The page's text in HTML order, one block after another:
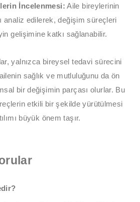
İncelenmesi: Aile bireylerinin
analiz edilerek, değişim süreçleri
gelişimine katkı sağlanabilir.
yalnızca bireysel tedavi sürecini
sağlık ve mutluluğunu da ön
bir değişimin parçası olurlar. Bu
etkili bir şekilde yürütülmesi
büyük önem taşır.